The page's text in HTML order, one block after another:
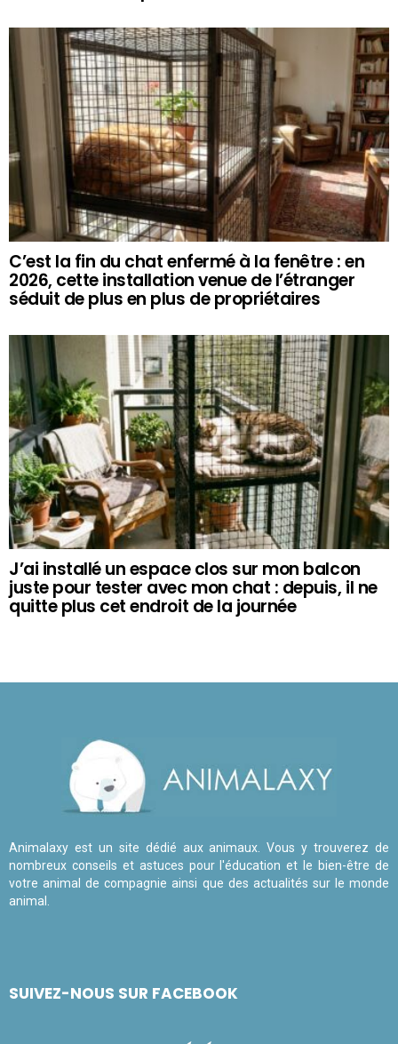
C’est la fin du chat enfermé à la fenêtre : en
2026, cette installation venue de l’étranger
séduit de plus en plus de propriétaires
J’ai installé un espace clos sur mon balcon
juste pour tester avec mon chat : depuis, il ne
quitte plus cet endroit de la journée
Animalaxy est un site dédié aux animaux. Vous y trouverez de
nombreux conseils et astuces pour l'éducation et le bien-être de
votre animal de compagnie ainsi que des actualités sur le monde
animal.
SUIVEZ-NOUS SUR FACEBOOK